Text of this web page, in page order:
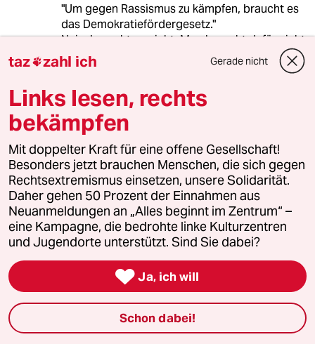
"Um gegen Rassismus zu kämpfen, braucht es
das Demokratiefördergesetz."
Nein, braucht es nicht. Man braucht dafür nicht
600 Projekte mit 212 Mio. Euro dauert zu
sponsern. Susanne Gascke von der NZZ stellt in
"Warum ist es eigentlich eine so schlimme
Zumutung für die geförderten
Nichtregierungsorganisationen, eine Erklärung
zugunsten der freiheitlichen demokratischen
Grundordnung abzugeben, wie das bis 2014
vorgeschrieben war, und wogegen
Sozialdemokraten und Grüne jetzt heftig
agitieren? "
www.nzz.ch/interna...ationen-ld.1730850
Schytomyr Shiba
21.03.2023,05:04 Uhr
@SeppW:
Wer sein Weltbild aus der NZZ
taz zahl ich Gerade nicht
Links lesen, rechts
bekämpfen
Mit doppelter Kraft für eine offene Gesellschaft!
Besonders jetzt brauchen Menschen, die sich gegen
Rechtsextremismus einsetzen, unsere Solidarität.
Daher gehen 50 Prozent der Einnahmen aus
Neuanmeldungen an „Alles beginnt im Zentrum“ –
eine Kampagne, die bedrohte linke Kulturzentren
und Jugendorte unterstützt. Sind Sie dabei?
 Ja, ich will
Schon dabei!